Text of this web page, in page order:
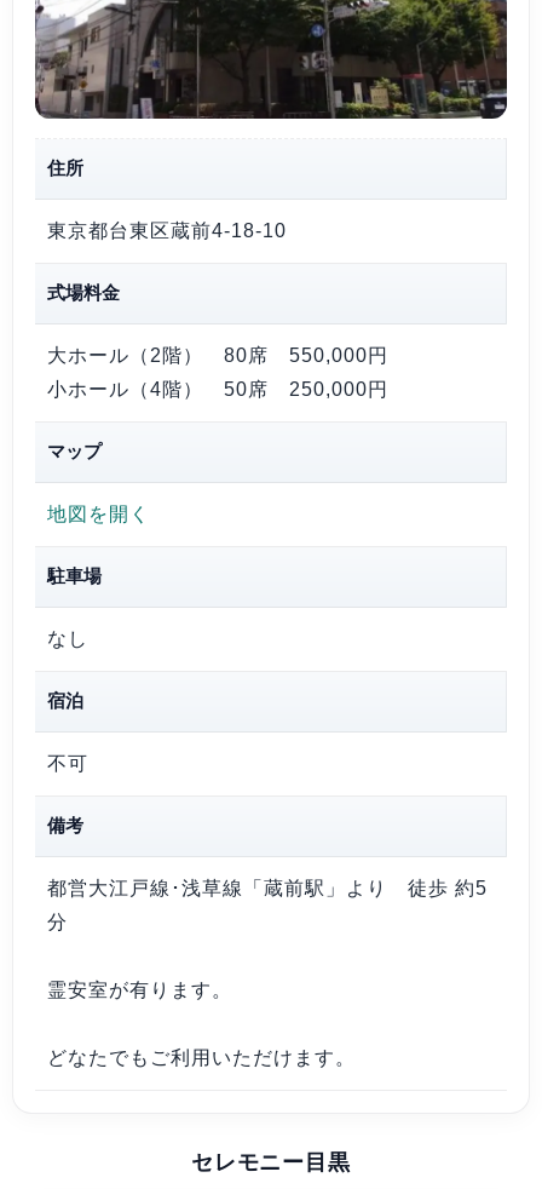
住所
東京都台東区蔵前4-18-10
式場料金
大ホール（2階） 80席 550,000円
小ホール（4階） 50席 250,000円
マップ
地図を開く
駐車場
なし
宿泊
不可
備考
都営大江戸線･浅草線「蔵前駅」より 徒歩 約5
分
霊安室が有ります。
どなたでもご利用いただけます。
セレモニー目黒